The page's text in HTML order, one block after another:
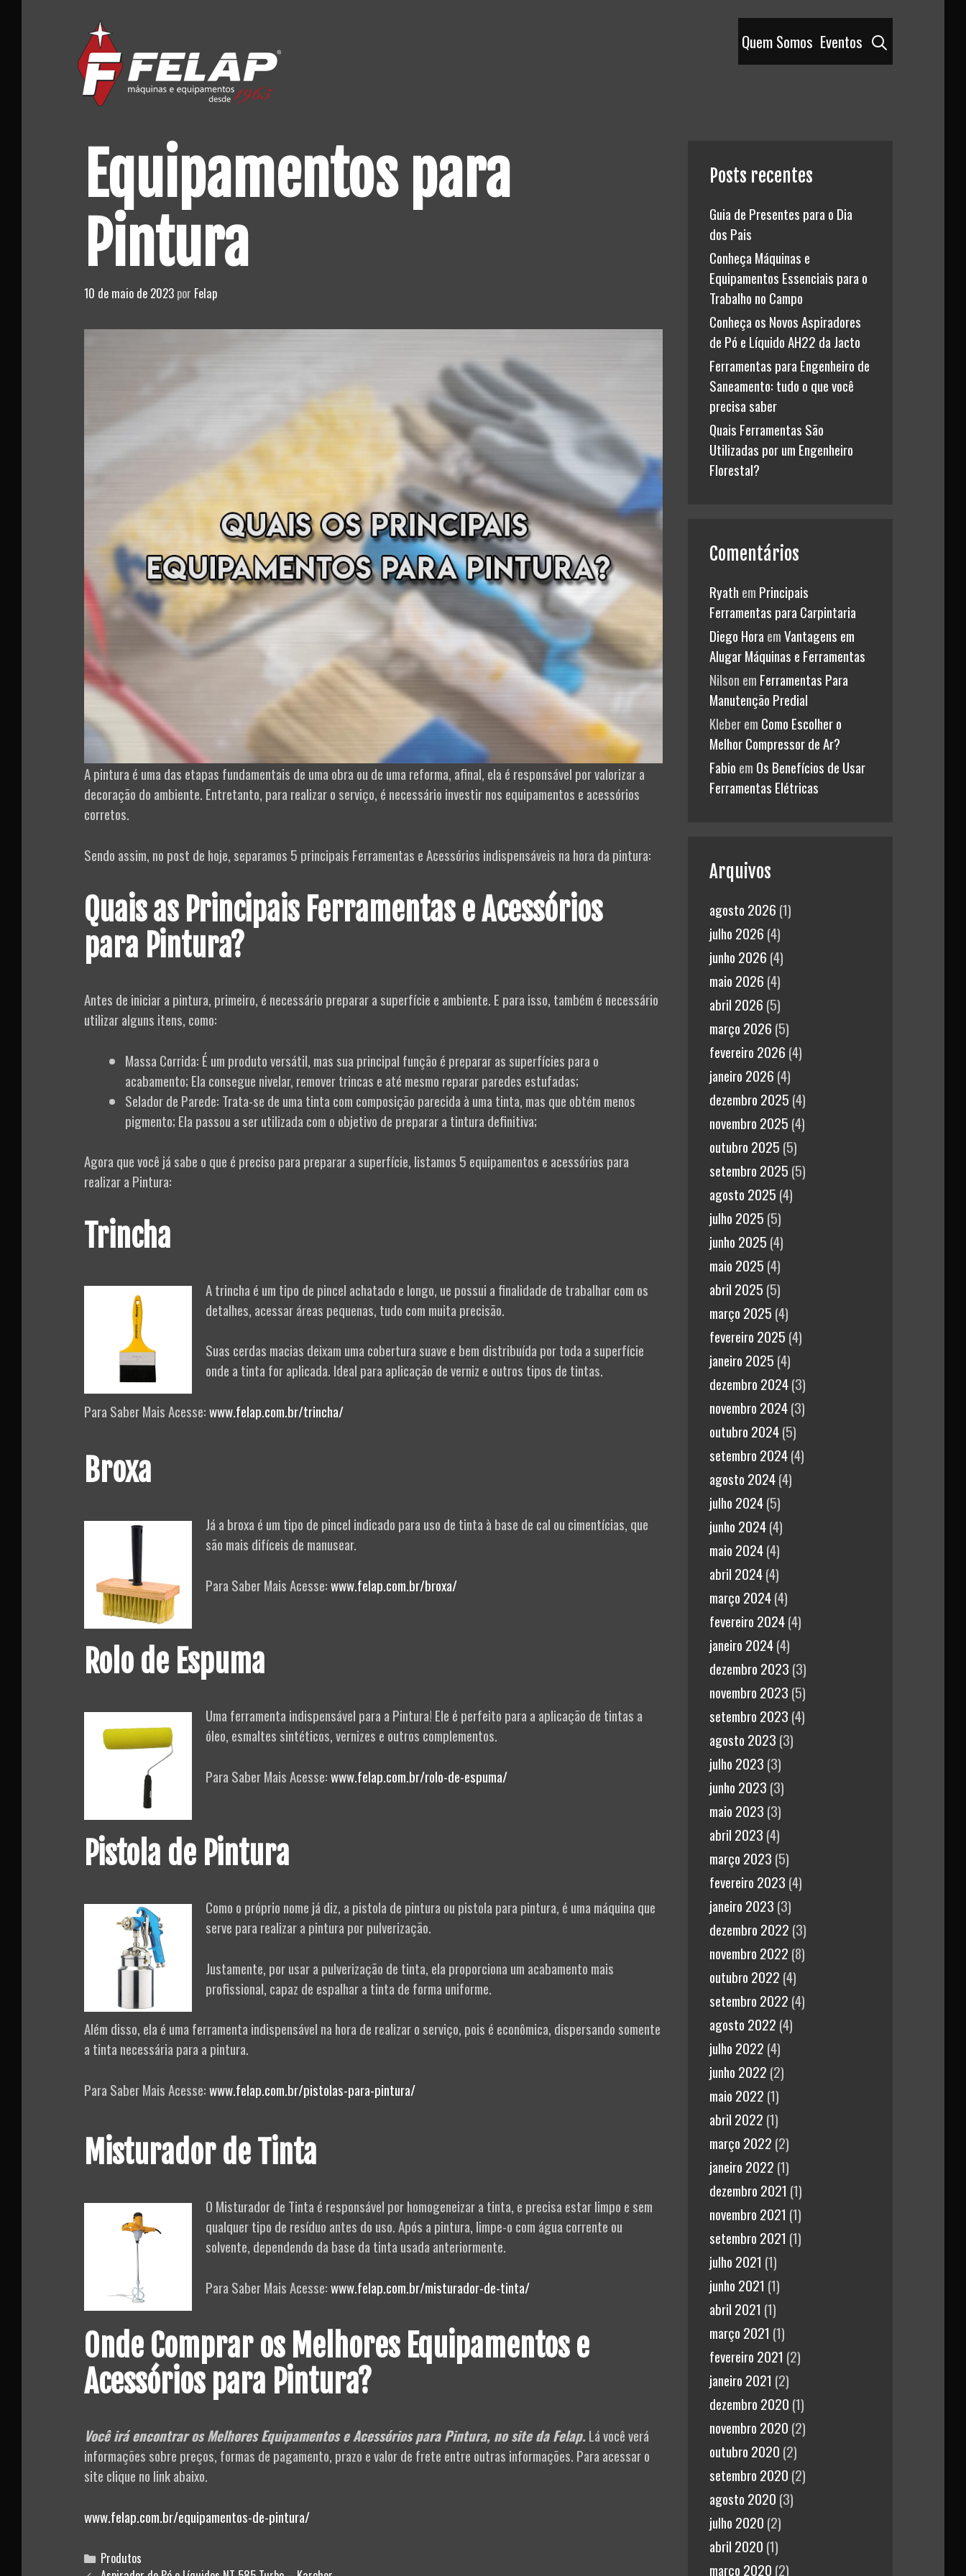
Quem Somos Eventos
Equipamentos para
Pintura
10 de maio de 2023 por Felap
A pintura é uma das etapas fundamentais de uma obra ou de uma reforma, afinal, ela é responsável por valorizar a
decoração do ambiente. Entretanto, para realizar o serviço, é necessário investir nos equipamentos e acessórios
corretos.
Sendo assim, no post de hoje, separamos 5 principais Ferramentas e Acessórios indispensáveis na hora da pintura:
Quais as Principais Ferramentas e Acessórios
para Pintura?
Antes de iniciar a pintura, primeiro, é necessário preparar a superfície e ambiente. E para isso, também é necessário
utilizar alguns itens, como:
Massa Corrida: É um produto versátil, mas sua principal função é preparar as superfícies para o
acabamento; Ela consegue nivelar, remover trincas e até mesmo reparar paredes estufadas;
Selador de Parede: Trata-se de uma tinta com composição parecida à uma tinta, mas que obtém menos
pigmento; Ela passou a ser utilizada com o objetivo de preparar a tintura definitiva;
Agora que você já sabe o que é preciso para preparar a superfície, listamos 5 equipamentos e acessórios para
realizar a Pintura:
Trincha
A trincha é um tipo de pincel achatado e longo, ue possui a finalidade de trabalhar com os
detalhes, acessar áreas pequenas, tudo com muita precisão.
Suas cerdas macias deixam uma cobertura suave e bem distribuída por toda a superfície
onde a tinta for aplicada. Ideal para aplicação de verniz e outros tipos de tintas.
Para Saber Mais Acesse:www.felap.com.br/trincha/
Broxa
Já a broxa é um tipo de pincel indicado para uso de tinta à base de cal ou cimentícias, que
são mais difíceis de manusear.
Para Saber Mais Acesse:www.felap.com.br/broxa/
Rolo de Espuma
Uma ferramenta indispensável para a Pintura! Ele é perfeito para a aplicação de tintas a
óleo, esmaltes sintéticos, vernizes e outros complementos.
Para Saber Mais Acesse:www.felap.com.br/rolo-de-espuma/
Pistola de Pintura
Como o próprio nome já diz, a pistola de pintura ou pistola para pintura, é uma máquina que
serve para realizar a pintura por pulverização.
Justamente, por usar a pulverização de tinta, ela proporciona um acabamento mais
profissional, capaz de espalhar a tinta de forma uniforme.
Além disso, ela é uma ferramenta indispensável na hora de realizar o serviço, pois é econômica, dispersando somente
a tinta necessária para a pintura.
Para Saber Mais Acesse:www.felap.com.br/pistolas-para-pintura/
Misturador de Tinta
O Misturador de Tinta é responsável por homogeneizar a tinta, e precisa estar limpo e sem
qualquer tipo de resíduo antes do uso. Após a pintura, limpe-o com água corrente ou
solvente, dependendo da base da tinta usada anteriormente.
Para Saber Mais Acesse:www.felap.com.br/misturador-de-tinta/
Onde Comprar os Melhores Equipamentos e
Acessórios para Pintura?
Você irá encontrar os Melhores Equipamentos e Acessórios para Pintura, no site da Felap.Lá você verá
informações sobre preços, formas de pagamento, prazo e valor de frete entre outras informações. Para acessar o
site clique no link abaixo.
www.felap.com.br/equipamentos-de-pintura/
Categories
Produtos
Posts recentes
Guia de Presentes para o Dia
dos Pais
Conheça Máquinas e
Equipamentos Essenciais para o
Trabalho no Campo
Conheça os Novos Aspiradores
de Pó e Líquido AH22 da Jacto
Ferramentas para Engenheiro de
Saneamento: tudo o que você
precisa saber
Quais Ferramentas São
Utilizadas por um Engenheiro
Florestal?
Comentários
Ryath em Principais
Ferramentas para Carpintaria
Diego Hora emVantagens em
Alugar Máquinas e Ferramentas
Nilson em Ferramentas Para
Manutenção Predial
Kleberem Como Escolher o
Melhor Compressor de Ar?
Fabio em Os Benefícios de Usar
Ferramentas Elétricas
Arquivos
agosto 2026 (1)
julho 2026 (4)
junho 2026 (4)
maio 2026 (4)
abril 2026 (5)
março 2026 (5)
fevereiro 2026 (4)
janeiro 2026 (4)
dezembro 2025 (4)
novembro 2025 (4)
outubro 2025 (5)
setembro 2025 (5)
agosto 2025 (4)
julho 2025 (5)
junho 2025 (4)
maio 2025 (4)
abril 2025 (5)
março 2025 (4)
fevereiro 2025 (4)
janeiro 2025 (4)
dezembro 2024(3)
novembro 2024(3)
outubro 2024(5)
setembro 2024(4)
agosto 2024(4)
julho 2024(5)
junho 2024(4)
maio 2024(4)
abril 2024(4)
março 2024(4)
fevereiro 2024(4)
janeiro 2024(4)
dezembro 2023 (3)
novembro 2023 (5)
setembro 2023 (4)
agosto 2023 (3)
julho 2023 (3)
junho 2023 (3)
maio 2023 (3)
abril 2023 (4)
março 2023 (5)
fevereiro 2023 (4)
janeiro 2023 (3)
dezembro 2022 (3)
novembro 2022 (8)
outubro 2022 (4)
setembro 2022 (4)
agosto 2022 (4)
julho 2022 (4)
junho 2022 (2)
maio 2022 (1)
abril 2022 (1)
março 2022 (2)
janeiro 2022 (1)
dezembro 2021 (1)
novembro 2021 (1)
setembro 2021 (1)
julho 2021 (1)
junho 2021 (1)
abril 2021 (1)
março 2021 (1)
fevereiro 2021 (2)
janeiro 2021 (2)
dezembro 2020 (1)
novembro 2020 (2)
outubro 2020 (2)
setembro 2020 (2)
agosto 2020 (3)
julho 2020 (2)
abril 2020 (1)
março 2020 (2)